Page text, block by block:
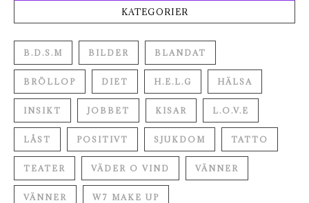
KATEGORIER
B.D.S.M BILDER BLANDAT
BRÖLLOP DIET H.E.L.G HÄLSA
INSIKT JOBBET KISAR L.O.V.E
LÅST POSITIVT SJUKDOM TATTO
TEATER VÄDER O VIND VÄNNER
VÄNNER W7 MAKE UP